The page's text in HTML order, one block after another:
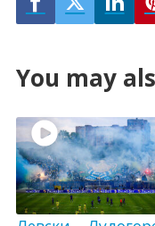
You may